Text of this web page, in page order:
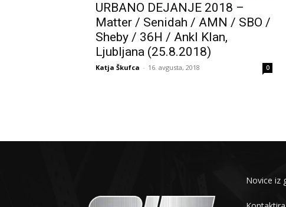
URBANO DEJANJE 2018 –
Matter / Senidah / AMN / SBO /
Sheby / 36H / Ankl Klan,
Ljubljana (25.8.2018)
Katja Škufca - 16. avgusta, 2018 0
Novice iz